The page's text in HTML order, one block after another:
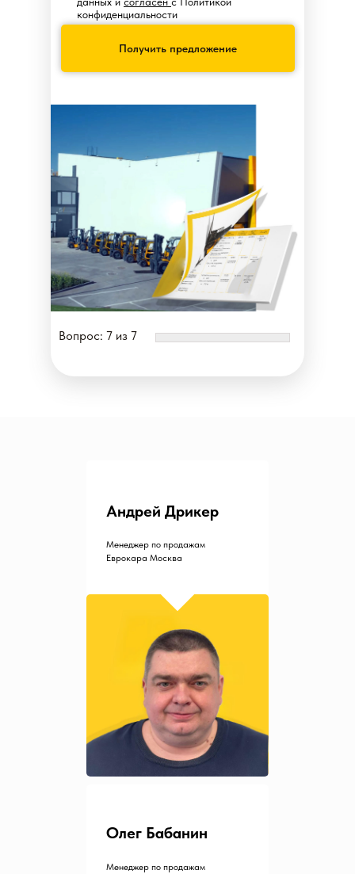
Вопрос: 7 из 7
конфиденциальности
Получить предложение
Андрей Дрикер
Менеджер по продажам
Олег Бабанин
Менеджер по продажам
Еврокара Москва